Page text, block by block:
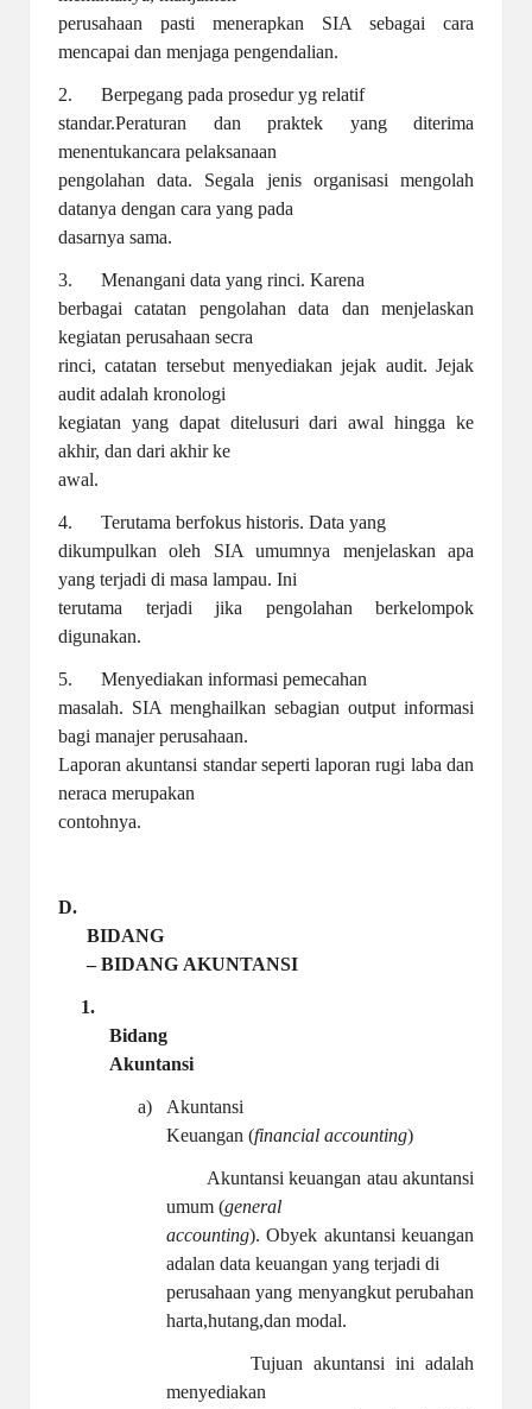
perusahaan pasti menerapkan SIA sebagai cara
mencapai dan menjaga pengendalian.
2. Berpegang pada prosedur yg relatif
standar.Peraturan dan praktek yang diterima
menentukancara pelaksanaan
pengolahan data. Segala jenis organisasi mengolah
datanya dengan cara yang pada
dasarnya sama.
3. Menangani data yang rinci. Karena
berbagai catatan pengolahan data dan menjelaskan
kegiatan perusahaan secra
rinci, catatan tersebut menyediakan jejak audit. Jejak
audit adalah kronologi
kegiatan yang dapat ditelusuri dari awal hingga ke
akhir, dan dari akhir ke
awal.
4. Terutama berfokus historis. Data yang
dikumpulkan oleh SIA umumnya menjelaskan apa
yang terjadi di masa lampau. Ini
terutama terjadi jika pengolahan berkelompok
digunakan.
5. Menyediakan informasi pemecahan
masalah. SIA menghailkan sebagian output informasi
bagi manajer perusahaan.
Laporan akuntansi standar seperti laporan rugi laba dan
neraca merupakan
contohnya.
D.
BIDANG
– BIDANG AKUNTANSI
1.
Bidang
Akuntansi
a)
Akuntansi
Keuangan (financial accounting)
Akuntansi keuangan atau akuntansi
umum (general
accounting). Obyek akuntansi keuangan
adalan data keuangan yang terjadi di
perusahaan yang menyangkut perubahan
harta,hutang,dan modal.
Tujuan akuntansi ini adalah
menyediakan